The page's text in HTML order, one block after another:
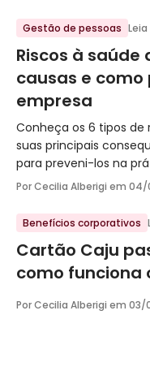
Gestão de pessoas
Riscos à
causas e como
empresa
Conheça os 6 tipos de
suas principais
para preveni-los na
Por Cecilia Alberigi em 04/
Benefícios corporativos
Cartão Caju
como
Por Cecilia Alberigi em 03/